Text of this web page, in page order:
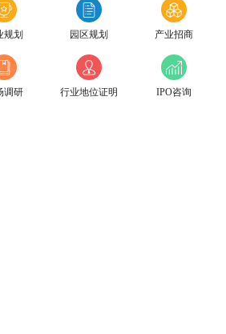
规划 园区规划 产业招商
调研 行业地位证明 IPO咨询